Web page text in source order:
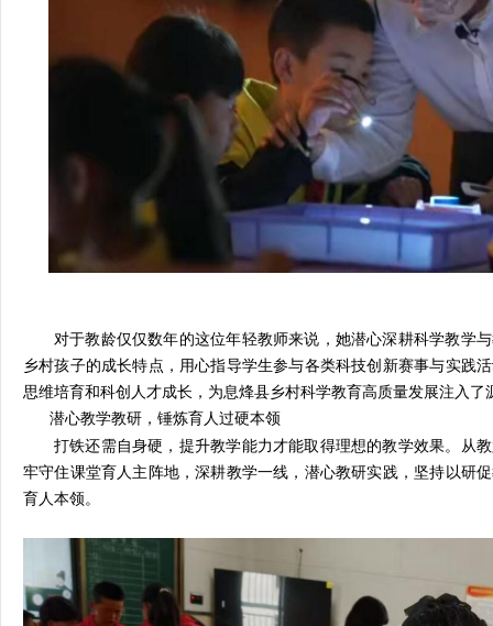
对于教龄仅仅数年的这位年轻教师来说，她潜心深耕科学教学
乡村孩子的成长特点，用心指导学生参与各类科技创新赛事与实践
思维培育和科创人才成长，为息烽县乡村科学教育高质量发展注入了
潜心教学教研，锤炼育人过硬本领
打铁还需自身硬，提升教学能力才能取得理想的教学效果。从
牢守住课堂育人主阵地，深耕教学一线，潜心教研实践，坚持以研
育人本领。